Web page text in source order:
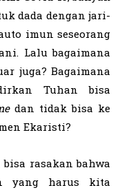
dada dengan jari-
imun seseorang
Lalu bagaimana
juga? Bagaimana
Tuhan bisa
dan tidak bisa ke
Ekaristi?
rasakan bahwa
yang harus kita